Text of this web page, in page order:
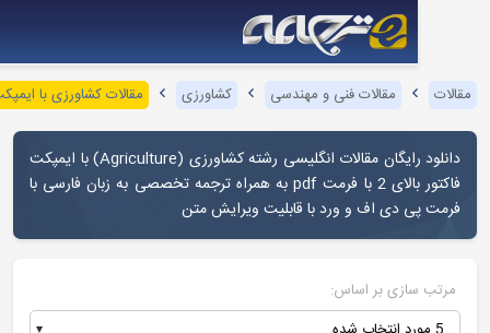
مقالات فنی و مهندسی کشاورزی مقالات کشاورزی با ایمپکت فاکتور بالا
دانلود رایگان مقالات انگلیسی رشته کشاورزی (Agriculture) با ایمپکت
فاکتور بالای 2 با فرمت pdf به همراه ترجمه تخصصی به زبان فارسی با
دی اف و ورد با قابلیت ویرایش متن
بر اساس: